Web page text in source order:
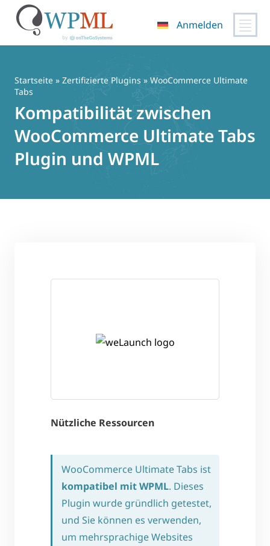
springen
Anmelden
Startseite » Zertifizierte Plugins » WooCommerce Ultimate
Tabs
Kompatibilität zwischen
WooCommerce Ultimate Tabs
Plugin und WPML
Nützliche Ressourcen
WooCommerce Ultimate Tabs ist
kompatibel mit WPML. Dieses
Plugin wurde gründlich getestet,
und Sie können es verwenden,
um mehrsprachige Websites